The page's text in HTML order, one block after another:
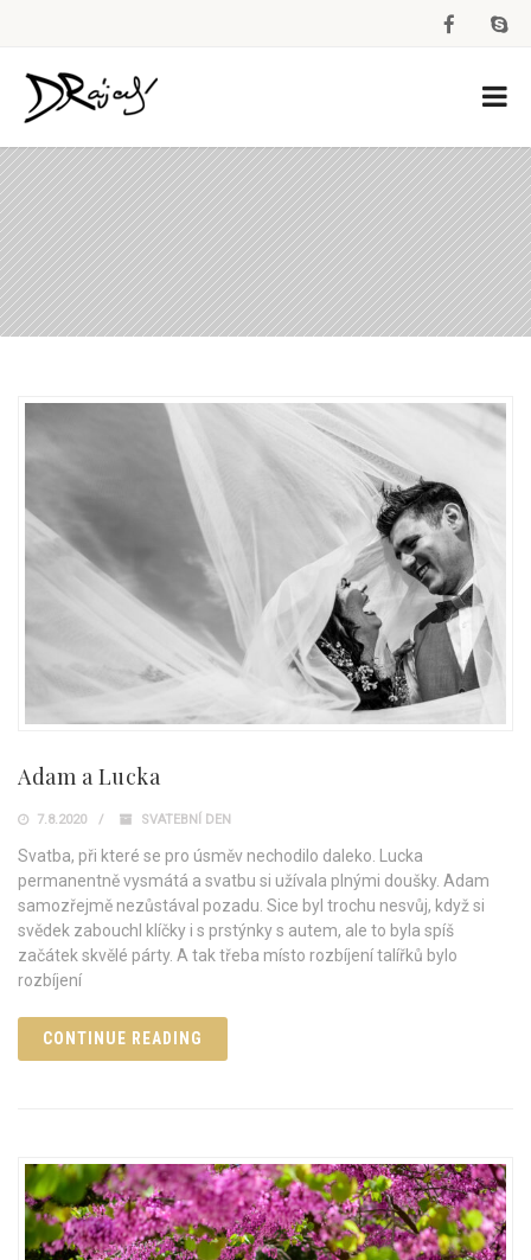
Adam a Lucka
7.8.2020 SVATEBNÍ DEN
Svatba, při které se pro úsměv nechodilo daleko. Lucka
permanentně vysmátá a svatbu si užívala plnými doušky. Adam
samozřejmě nezůstával pozadu. Sice byl trochu nesvůj, když si
svědek zabouchl klíčky i s prstýnky s autem, ale to byla spíš
začátek skvělé párty. A tak třeba místo rozbíjení talířků bylo
rozbíjení
CONTINUE READING